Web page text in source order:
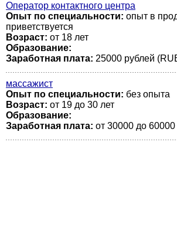
Оператор контактного центра
Опыт по специальности: опыт в
приветствуется
Возраст: от 18 лет
Образование:
Заработная плата: 25000 рублей
массажист
Опыт по специальности: без опыта
Возраст: от 19 до 30 лет
Образование:
Заработная плата: от 30000 до